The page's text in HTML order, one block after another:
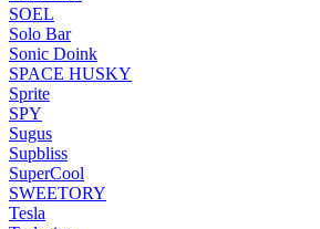
SOEL
Solo Bar
Sonic Doink
SPACE HUSKY
Sprite
SPY
Sugus
Supbliss
SuperCool
SWEETORY
Tesla